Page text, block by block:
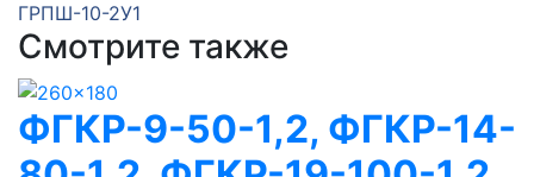
ГРПШ-10-2У1
Смотрите также
ФГКР-9-50-1,2, ФГКР-14-